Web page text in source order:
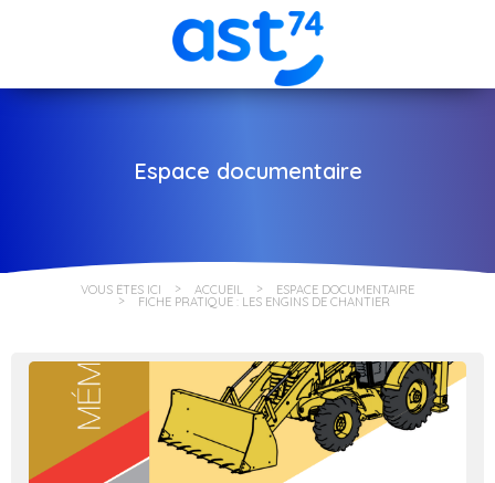
Espace documentaire
VOUS ÊTES ICI ACCUEIL ESPACE DOCUMENTAIRE
FICHE PRATIQUE : LES ENGINS DE CHANTIER